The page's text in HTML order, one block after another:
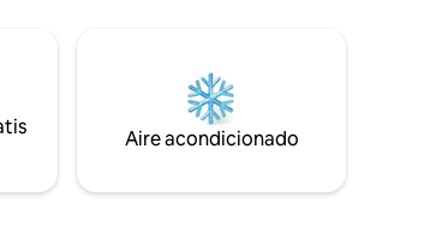
máximo de 5 huéspedes. A 20 minutos
en coche del lago Fork. ¡No hay que
hacer tareas en el momento de la salida!
Aire acondicionado